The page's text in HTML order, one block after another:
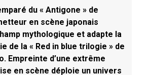
du « Antigone » de
en scène japonais
mythologique et adapte la
de la « Red in blue trilogie » de
Empreinte d’une extrême
en scène déploie un univers